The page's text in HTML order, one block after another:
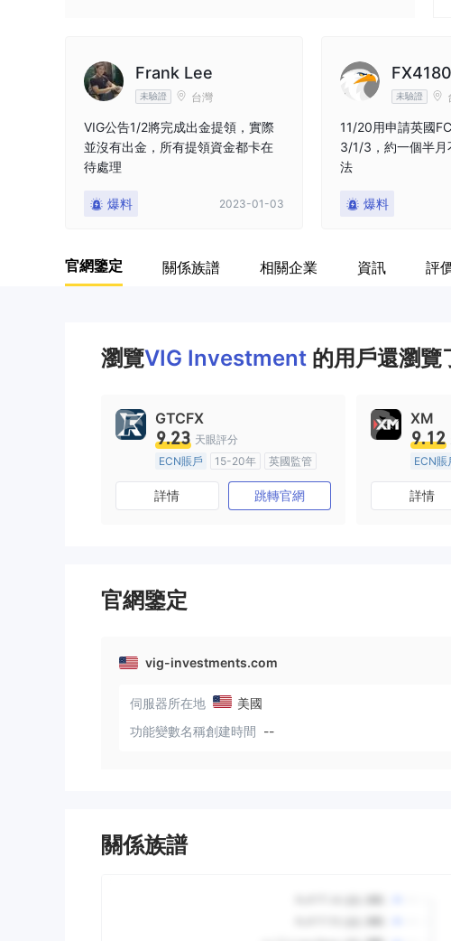
Frank Lee
未驗證 台灣
VIG公告1/2將完成出金提領，實際
並沒有出金，所有提領資金都卡在
待處理
爆料 2023-01-03
未驗證
11/20用申請英國
3/1/3，約一個半月
法
爆料
官網鑒定 關係族譜 相關企業 資訊 評
瀏覽VIG Investment 的用戶還瀏覽
GTCFX
9.23 天眼評分
ECN賬戶
15-20年
英國監管
全牌照 (MM)
主標MT4
詳情 跳轉官網
XM
9.12
ECN賬
澳大利
主標
詳情
官網鑒定
vig-investments.com
伺服器所在地 美國
功能變數名稱創建時間 --
關係族譜